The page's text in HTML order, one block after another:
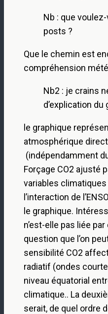
Nb : que
posts ?
Que le chemin est
compréhension
Nb2 : je crains
d’explication du
le graphique
atmosphérique
(indépendamment
Forçage CO2 ajusté
variables
l’interaction de
le graphique.
n’est-elle pas liée
question que l’on
sensibilité CO2
radiatif (ondes
niveau équatorial
climatique.. La
serait, de quel ordre